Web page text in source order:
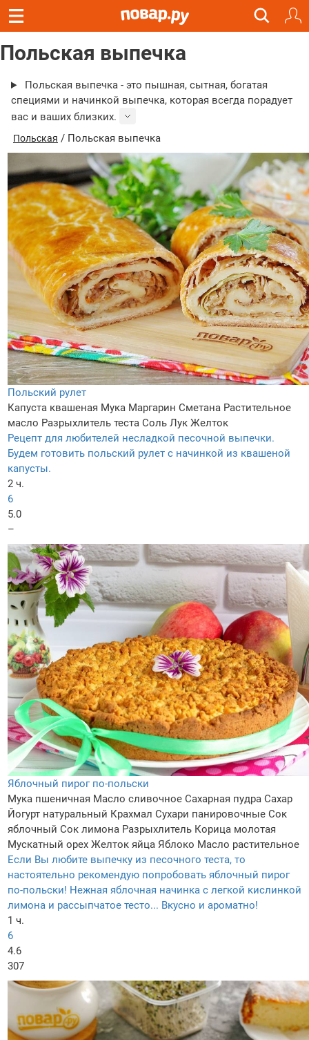
Польская выпечка
Польская выпечка - это пышная, сытная, богатая
специями и начинкой выпечка, которая всегда порадует
вас и ваших близких.
Польская / Польская выпечка
Польский рулет
Капуста квашеная Мука Маргарин Сметана Растительное
масло Разрыхлитель теста Соль Лук Желток
Рецепт для любителей несладкой песочной выпечки.
Будем готовить польский рулет с начинкой из квашеной
капусты.
2 ч.
6
5.0
–
Яблочный пирог по-польски
Мука пшеничная Масло сливочное Сахарная пудра Сахар
Йогурт натуральный Крахмал Сухари панировочные Сок
яблочный Сок лимона Разрыхлитель Корица молотая
Мускатный орех Желток яйца Яблоко Масло растительное
Если Вы любите выпечку из песочного теста, то
настоятельно рекомендую попробовать яблочный пирог
по-польски! Нежная яблочная начинка с легкой кислинкой
лимона и рассыпчатое тесто... Вкусно и ароматно!
1 ч.
6
4.6
307